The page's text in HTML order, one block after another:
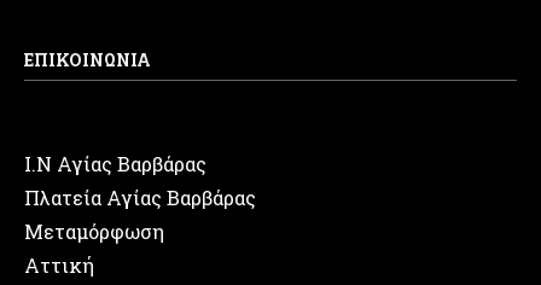
ΕΠΙΚΟΙΝΩΝΙΑ
Ι.Ν Αγίας Βαρβάρας
Πλατεία Αγίας Βαρβάρας
Μεταμόρφωση
Αττική